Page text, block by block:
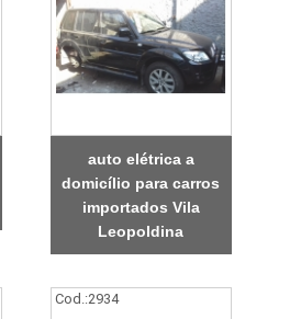
auto elétrica a
domicílio para carros
importados Vila
Leopoldina
Cod.:2934